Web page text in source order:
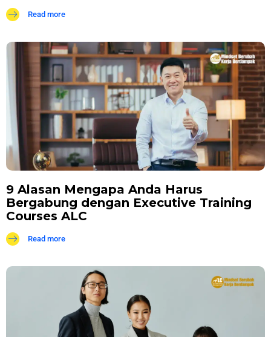
Read more
9 Alasan Mengapa Anda Harus
Bergabung dengan Executive Training
Courses ALC
Read more